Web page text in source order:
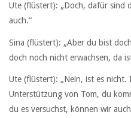
Ute (flüstert): „Doch, dafür sind
auch.“
Sina (flüstert): „Aber du bist
doch noch nicht erwachsen, da
Ute (flüstert): „Nein, ist es nicht.
Unterstützung von Tom, du
du es versuchst, können wir